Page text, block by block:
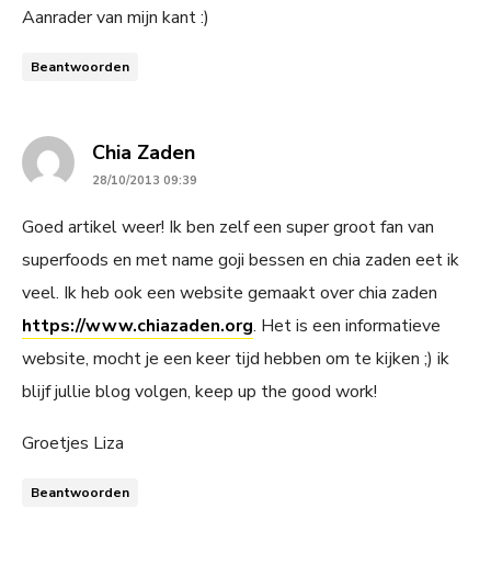
Aanrader van mijn kant :)
Beantwoorden
Chia Zadensays:
28/10/2013 09:39
Goed artikel weer! Ik ben zelf een super groot fan van
superfoods en met name goji bessen en chia zaden eet ik
veel. Ik heb ook een website gemaakt over chia zaden
https://www.chiazaden.org. Het is een informatieve
website, mocht je een keer tijd hebben om te kijken ;) ik
blijf jullie blog volgen, keep up the good work!
Groetjes Liza
Beantwoorden